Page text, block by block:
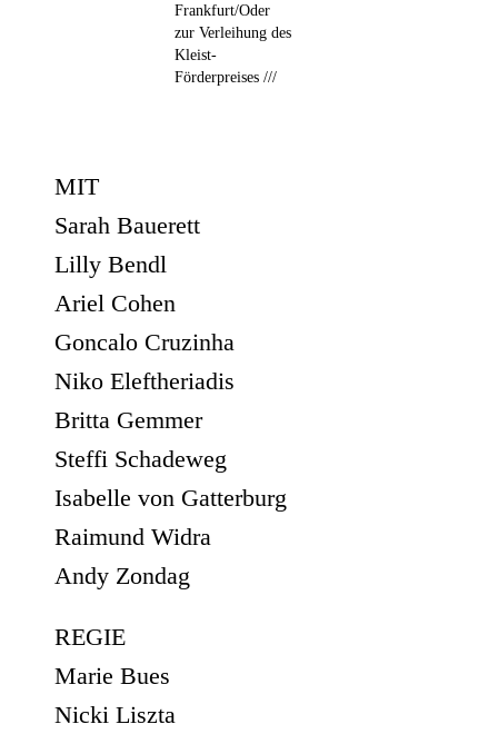
Frankfurt/Oder
zur Verleihung des
Kleist-
Förderpreises ///
MIT
Sarah Bauerett
Lilly Bendl
Ariel Cohen
Goncalo Cruzinha
Niko Eleftheriadis
Britta Gemmer
Steffi Schadeweg
Isabelle von Gatterburg
Raimund Widra
Andy Zondag
REGIE
Marie Bues
Nicki Liszta